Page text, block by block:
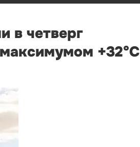
в четверг
+32°С